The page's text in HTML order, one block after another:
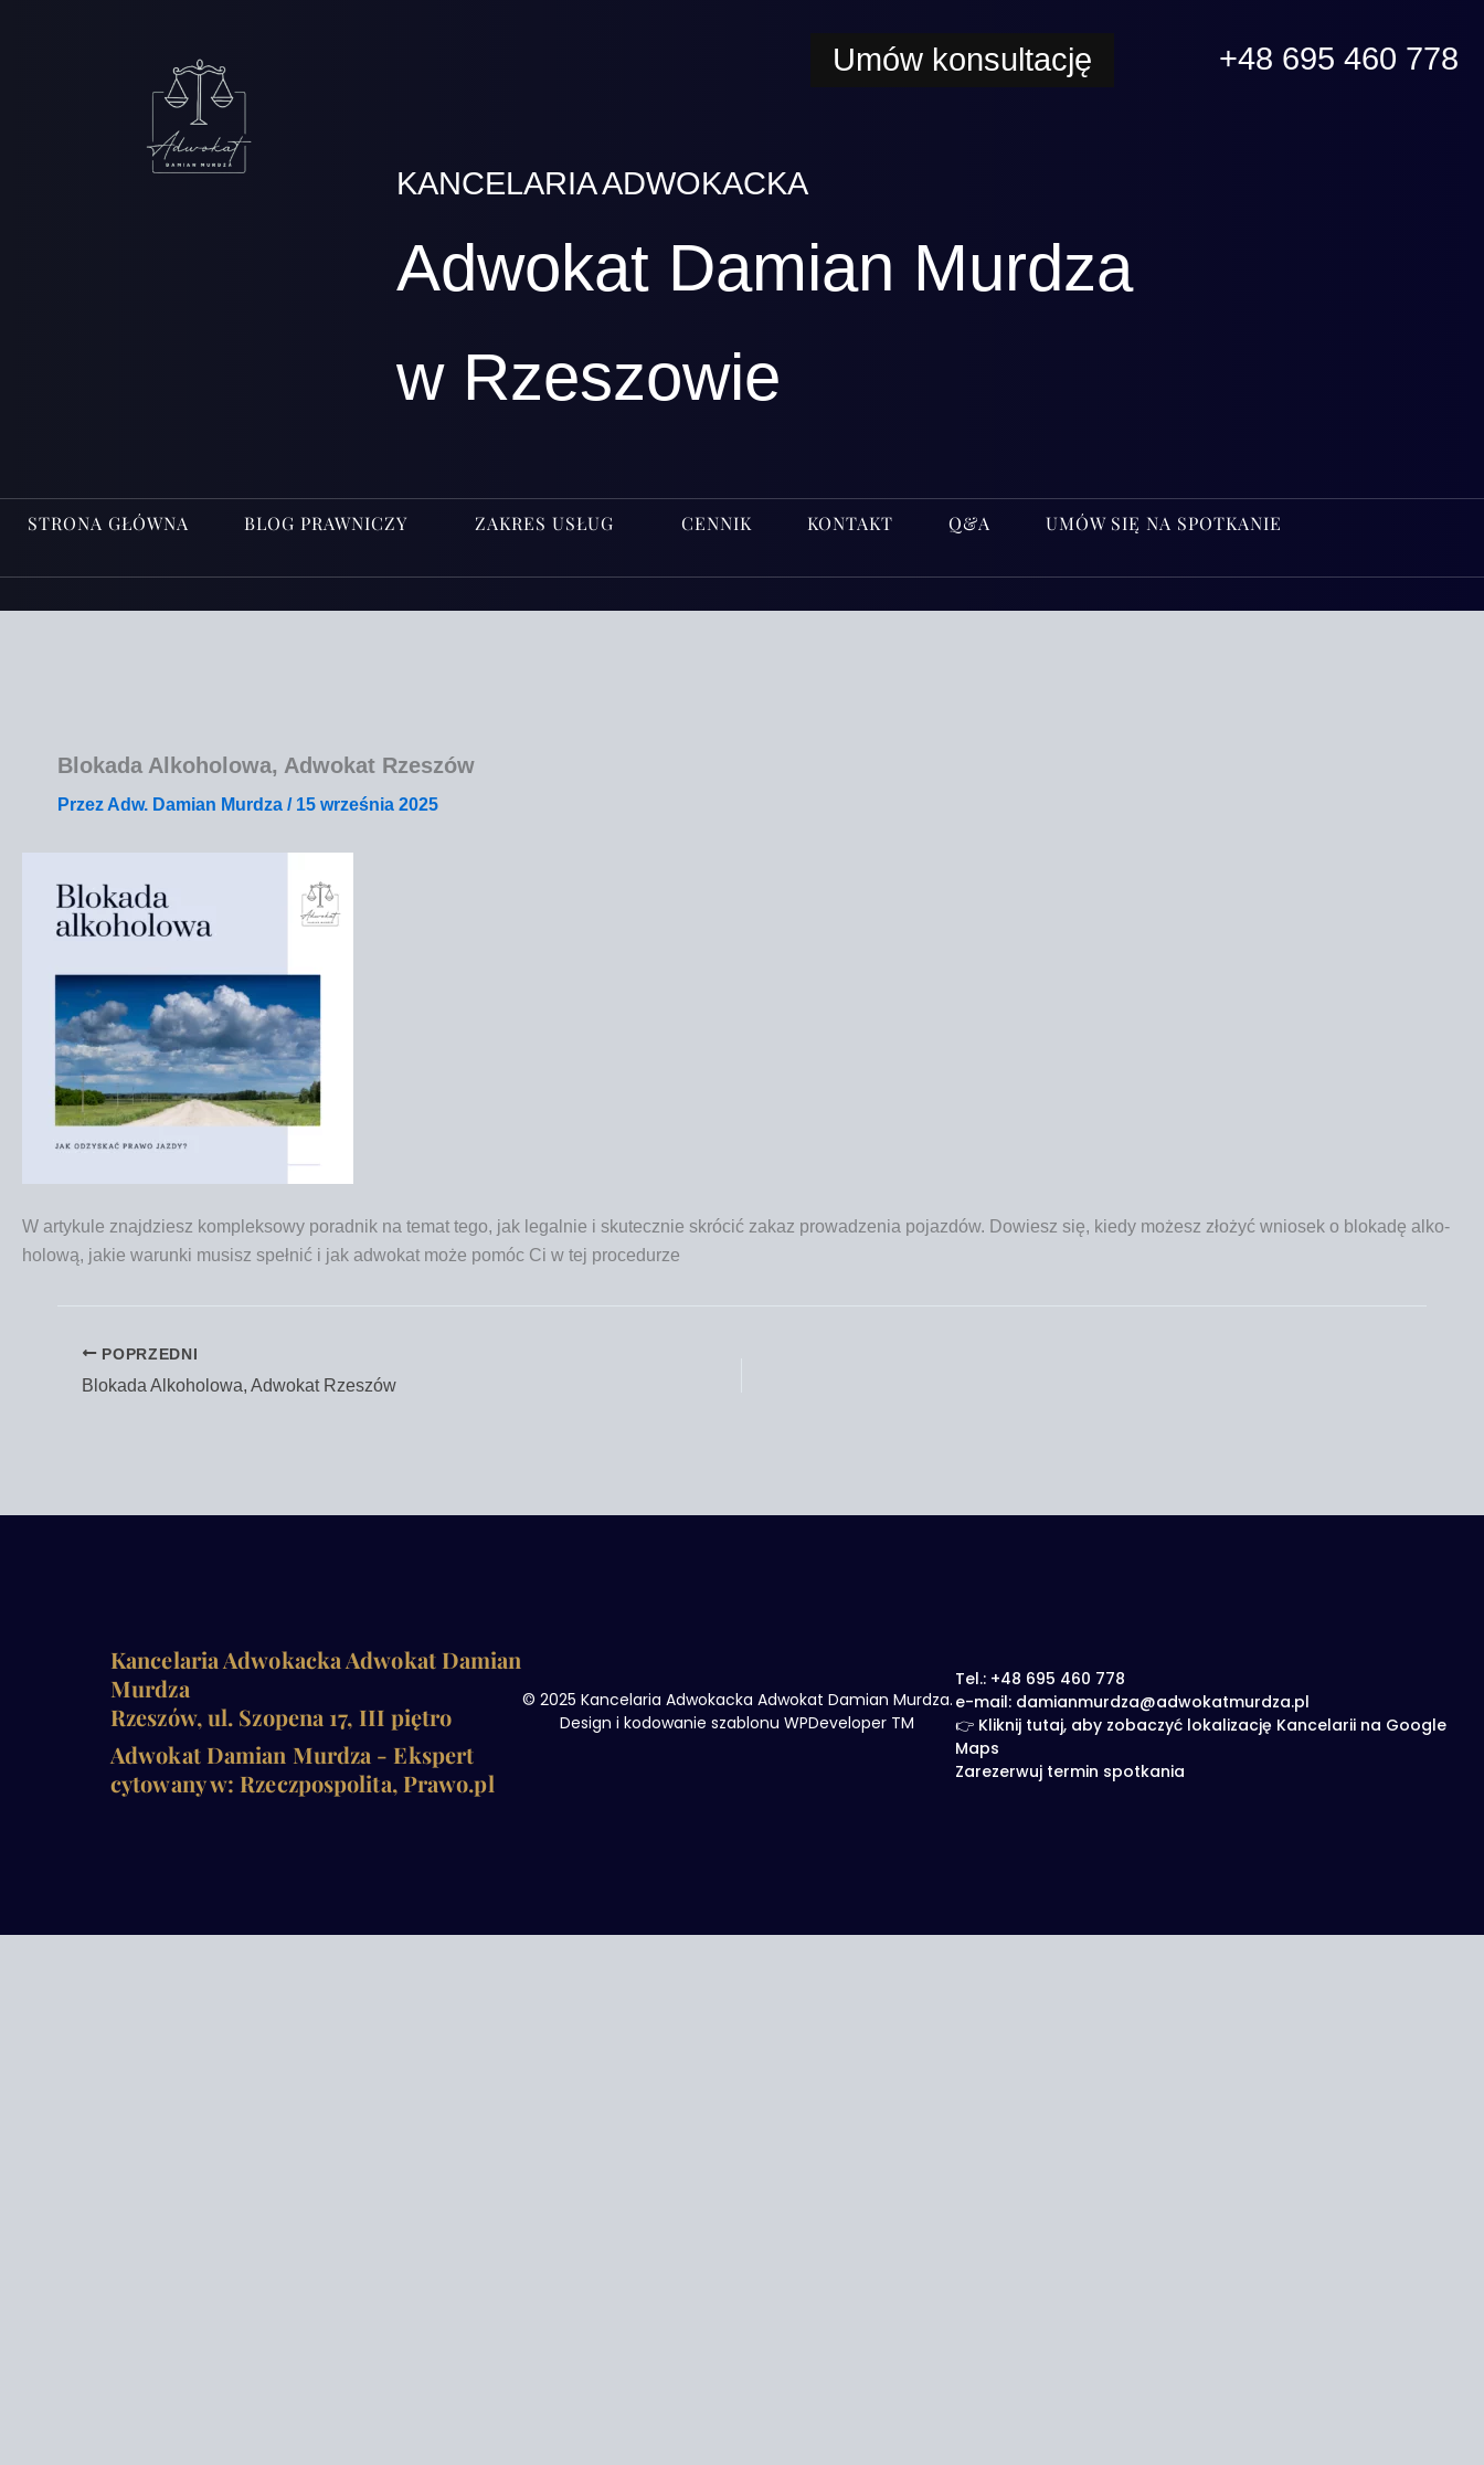
Umów konsultację +48 695 460 778
KANCELARIA ADWOKACKA
Adwokat Damian Murdza
w Rzeszowie
STRONA GŁÓWNA BLOG PRAWNICZY ZAKRES USŁUG CENNIK KONTAKT Q&A UMÓW SIĘ NA SPOTKANIE
Blokada Alkoholowa, Adwokat Rzeszów
Przez Adw. Damian Murdza / 15 września 2025
W arty­ku­le znaj­dziesz kom­plek­so­wy porad­nik na temat tego, jak legal­nie i sku­tecz­nie skró­cić zakaz pro­wa­dze­nia pojaz­dów. Dowiesz się, kie­dy możesz zło­żyć wnio­sek o blo­ka­dę alko­
ho­lo­wą, jakie warun­ki musisz speł­nić i jak adwo­kat może pomóc Ci w tej procedurze
POPRZEDNI
Blokada Alkoholowa, Adwokat Rzeszów
Kancelaria Adwokacka Adwokat Damian
Murdza
Rzeszów, ul. Szopena 17, III piętro
Adwokat Damian Murdza - Ekspert
cytowany w: Rzeczpospolita, Prawo.pl
© 2025 Kancelaria Adwokacka Adwokat Damian Murdza.
Design i kodowanie szablonu WPDeveloper TM
Tel.: +48 695 460 778
e-mail: damianmurdza@adwokatmurdza.pl
👉 Kliknij tutaj, aby zobaczyć lokalizację Kancelarii na Google
Maps
Zarezerwuj termin spotkania